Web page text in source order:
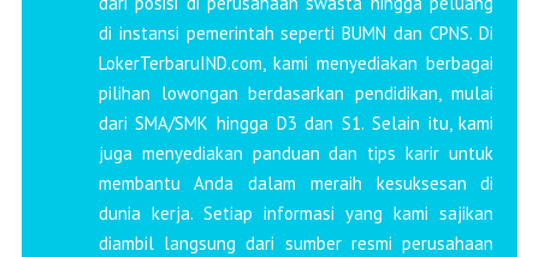
di instansi pemerintah seperti BUMN dan CPNS. Di
LokerTerbaruIND.com, kami menyediakan berbagai
pilihan lowongan berdasarkan pendidikan, mulai
dari SMA/SMK hingga D3 dan S1. Selain itu, kami
juga menyediakan panduan dan tips karir untuk
membantu Anda dalam meraih kesuksesan di
dunia kerja. Setiap informasi yang kami sajikan
diambil langsung dari sumber resmi perusahaan